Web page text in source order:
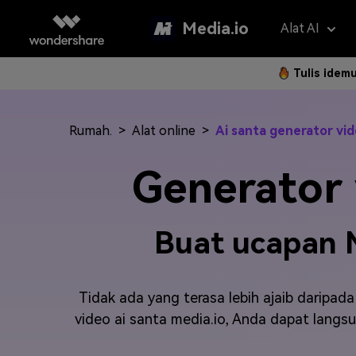
Media.io Alat AI
Foto Jadi
Teks ke
Ubah
Referensi
Model AI
Hapus
Penerjemah
Penambah
Hapus Latar
Subtitle 2K
Panduan
FAQs
Tulis
Rumah. > Alat online > Ai santa generator
Buat ucapan
Tidak ada yang terasa lebih ajaib
video ai santa media.io, Anda dapat